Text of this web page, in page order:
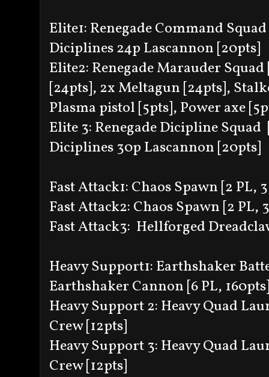
Elite1: Renegade Command
Diciplines 24p Lascannon [20pts]
Elite2: Renegade Marauder
[24pts], 2x Meltagun [24pts],
Plasma pistol [5pts], Power axe
Elite 3: Renegade Dicipline Squad
Diciplines 30p Lascannon [20pts]
Fast Attack1: Chaos Spawn [2 PL,
Fast Attack2: Chaos Spawn [2 PL,
Fast Attack3: Hellforged
Heavy Support1: Earthshaker
Earthshaker Cannon [6 PL,
Heavy Support 2: Heavy Quad
Crew [12pts]
Heavy Support 3: Heavy Quad
Crew [12pts]